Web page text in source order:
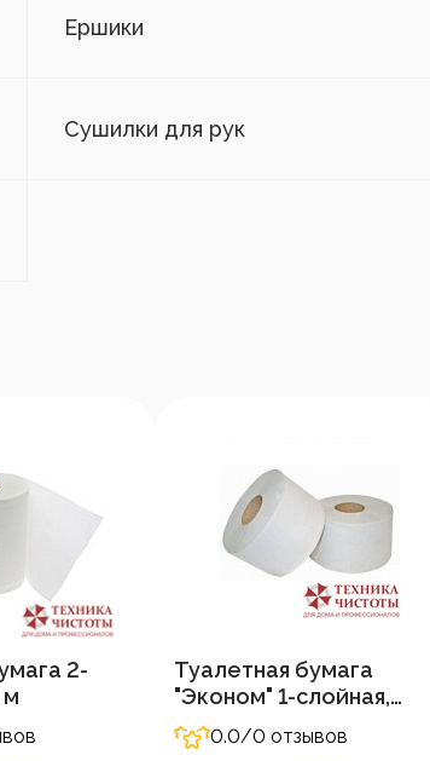
Ершики
Сушилки для рук
2-
м
Туалетная бумага
"Эконом" 1-слойная,
150м
0.0/0 отзывов